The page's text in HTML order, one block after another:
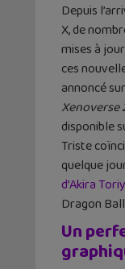
Depuis
X, de
mises à
ces
annoncé
Xenoverse
disponible
Triste
quelque
d’Akira
Dragon
Un